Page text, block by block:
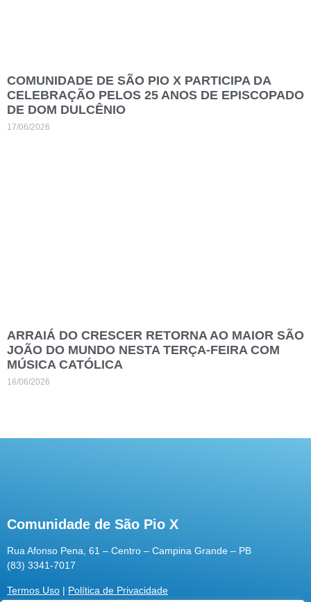
COMUNIDADE DE SÃO PIO X PARTICIPA DA
CELEBRAÇÃO PELOS 25 ANOS DE EPISCOPADO
DE DOM DULCÊNIO
17/06/2026
ARRAIÁ DO CRESCER RETORNA AO MAIOR SÃO
JOÃO DO MUNDO NESTA TERÇA-FEIRA COM
MÚSICA CATÓLICA
16/06/2026
Comunidade de São Pio X
Rua Afonso Pena, 61 – Centro – Campina Grande – PB
(83) 3341-7017
Termos Uso | Política de Privacidade